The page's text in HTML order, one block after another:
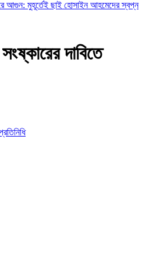
আগুন: মুহূর্তেই ছাই হোসাইন আহমেদের স্বপ্ন
দাবিতে